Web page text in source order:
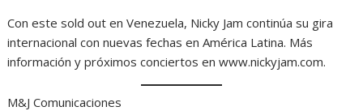
Con este sold out en Venezuela, Nicky Jam continúa su gira
internacional con nuevas fechas en América Latina. Más
información y próximos conciertos en www.nickyjam.com.
M&J Comunicaciones